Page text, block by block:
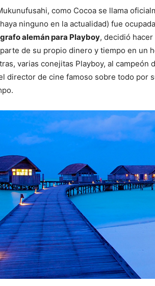
como Cocoa se llama
ninguno en la actualidad) fue
alemán para Playboy, decidió
de su propio dinero y tiempo en un
varias conejitas Playboy, al campeón
director de cine famoso sobre todo por